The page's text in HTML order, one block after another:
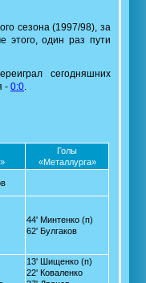
сезона (1997/98), за
этого, один раз пути
сегодняшних
- 0:0.
Голы
«Металлурга»
44' Минтенко (п)
62' Булгаков
13' Шищенко (п)
22' Коваленко